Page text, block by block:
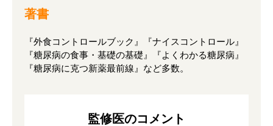
著書
『外食コントロールブック』『ナイスコントロール』
『糖尿病の食事・基礎の基礎』『よくわかる糖尿病』
『糖尿病に克つ新薬最前線』など多数。
監修医のコメント